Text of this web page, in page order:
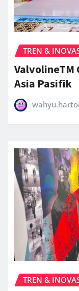
TREN &
ValvolineTM
Asia Pasifik
TREN &